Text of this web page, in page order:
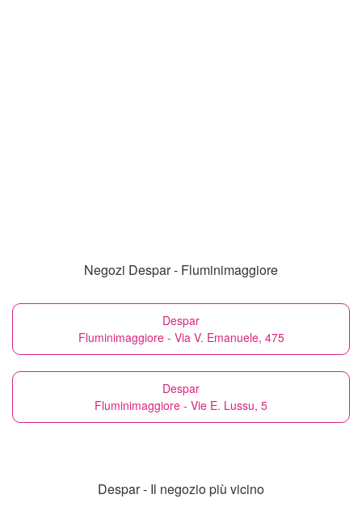
Negozi Despar - Fluminimaggiore
Despar
Fluminimaggiore - Via V. Emanuele, 475
Despar
Fluminimaggiore - Vie E. Lussu, 5
Despar - Il negozio più vicino